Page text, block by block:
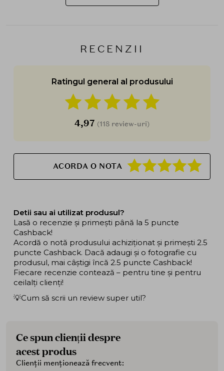
RECENZII
Ratingul general al produsului
4,97 (118 review-uri)
ACORDA O NOTA
Detii sau ai utilizat produsul?
Lasă o recenzie și primești până la 5 puncte
Cashback!
Acordă o notă produsului achiziționat și primești 2.5
puncte Cashback. Dacă adaugi și o fotografie cu
produsul, mai câștigi încă 2.5 puncte Cashback!
Fiecare recenzie contează – pentru tine și pentru
ceilalți clienți!
💡Cum să scrii un review super util?
Ce spun clienții despre
acest produs
Clienții menționează frecvent: